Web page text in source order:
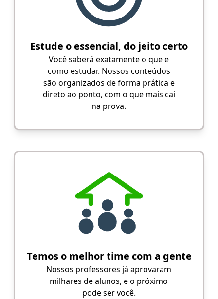
Estude o essencial, do jeito certo
Você saberá exatamente o que e
como estudar. Nossos conteúdos
são organizados de forma prática e
direto ao ponto, com o que mais cai
na prova.
Temos o melhor time com a gente
Nossos professores já aprovaram
milhares de alunos, e o próximo
pode ser você.